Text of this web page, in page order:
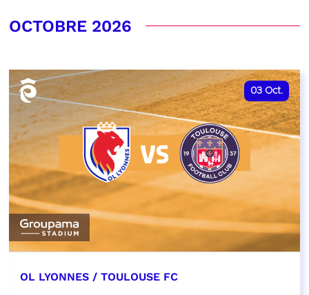
OCTOBRE 2026
03 Oct.
OL LYONNES / TOULOUSE FC